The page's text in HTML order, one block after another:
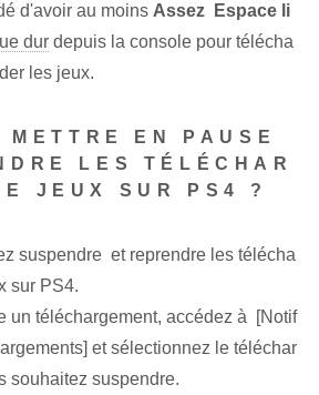
d'avoir ⁢au moins Assez ⁢ Espace li
dur depuis⁢ la console pour télécha
‌les⁢ jeux.
EN PAUSE
LES TÉLÉCHAR
JEUX SUR PS4 ?
suspendre ‌ et reprendre les télécha
sur PS4.
un téléchargement, accédez à ‍ [Notif
et sélectionnez le téléchar
souhaitez suspendre.